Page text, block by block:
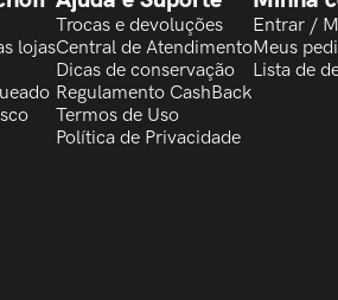
lojas
Trocas e devoluções
Central de Atendimento
Dicas de conservação
Regulamento CashBack
Termos de Uso
Política de Privacidade
Entrar /
Meus
Lista de